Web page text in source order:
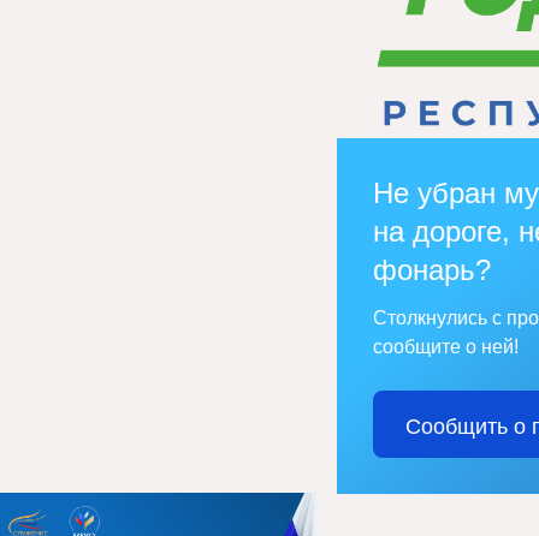
Не убран
на дороге,
фонарь?
Столкнулись с
сообщите о ней!
Сообщить о